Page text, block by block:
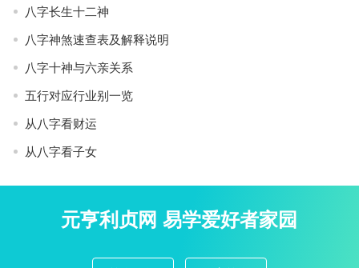
八字长生十二神
八字神煞速查表及解释说明
八字十神与六亲关系
五行对应行业别一览
从八字看财运
从八字看子女
元亨利贞网 易学爱好者家园